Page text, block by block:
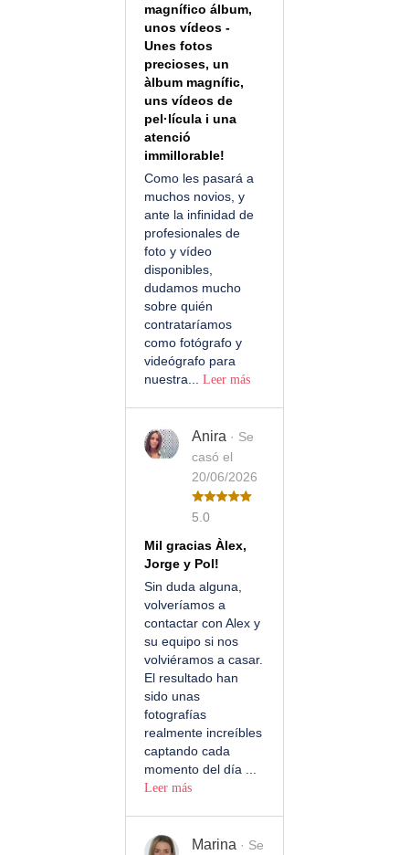
magnífico álbum,
unos vídeos -
Unes fotos
precioses, un
àlbum magnífic,
uns vídeos de
pel·lícula i una
atenció
immillorable!
Como les pasará a
muchos novios, y
ante la infinidad de
profesionales de
foto y vídeo
disponibles,
dudamos mucho
sobre quién
contrataríamos
como fotógrafo y
videógrafo para
nuestra... Leer más
Anira · Se
casó el
20/06/2026
5.0
Mil gracias Àlex,
Jorge y Pol!
Sin duda alguna,
volveríamos a
contactar con Alex y
su equipo si nos
volviéramos a casar.
El resultado han
sido unas
fotografías
realmente increíbles
captando cada
momento del día ...
Leer más
Marina · Se